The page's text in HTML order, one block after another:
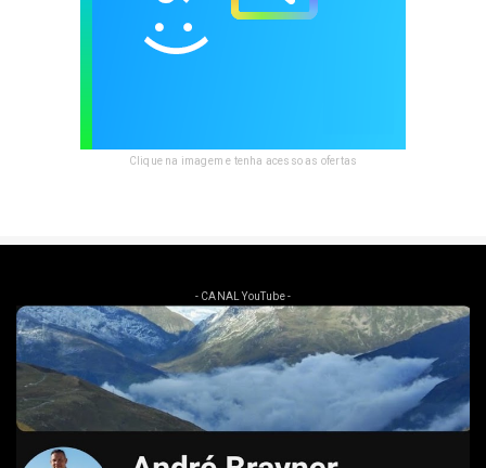
Clique na imagem e tenha acesso as ofertas
- CANAL YouTube -